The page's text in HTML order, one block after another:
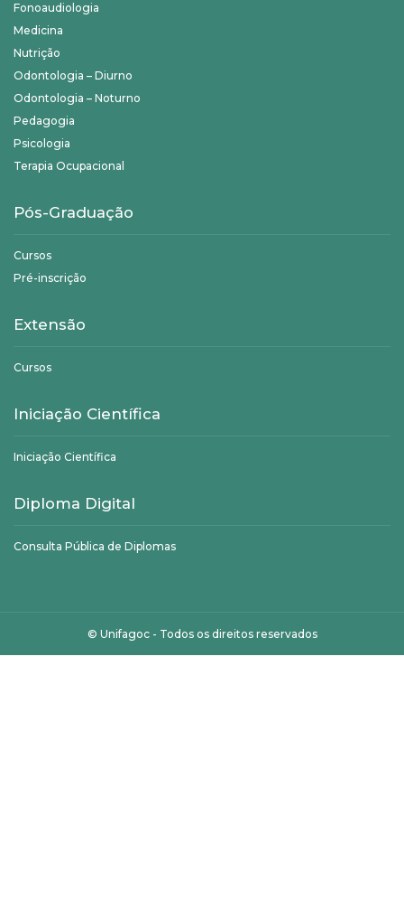
Fonoaudiologia
Medicina
Nutrição
Odontologia – Diurno
Odontologia – Noturno
Pedagogia
Psicologia
Terapia Ocupacional
Pós-Graduação
Cursos
Pré-inscrição
Extensão
Cursos
Iniciação Científica
Iniciação Científica
Diploma Digital
Consulta Pública de Diplomas
© Unifagoc- Todos os direitos reservados